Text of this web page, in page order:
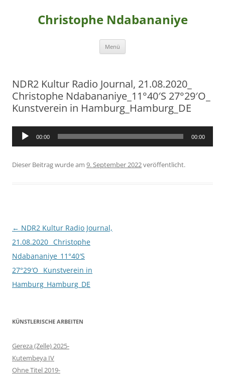
Christophe Ndabananiye
Menü
NDR2 Kultur Radio Journal, 21.08.2020_
Christophe Ndabananiye_11°40′S 27°29′O_
Kunstverein in Hamburg_Hamburg_DE
Audio-
00:00 00:00
Dieser Beitrag wurdeam 9. September 2022veröffentlicht.
Beitragsnavigation
← NDR2 Kultur Radio Journal,
21.08.2020_ Christophe
Ndabananiye_11°40′S
27°29′O_ Kunstverein in
Hamburg_Hamburg_DE
KÜNSTLERISCHE ARBEITEN
Gereza (Zelle) 2025-
Kutembeya IV
Ohne Titel 2019-